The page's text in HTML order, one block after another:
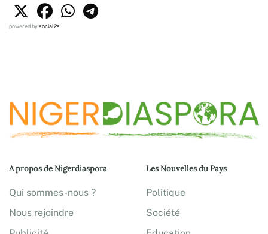
powered bysocial2s
A propos de Nigerdiaspora
Qui sommes-nous ?
Nous rejoindre
Les Nouvelles du Pays
Politique
Société